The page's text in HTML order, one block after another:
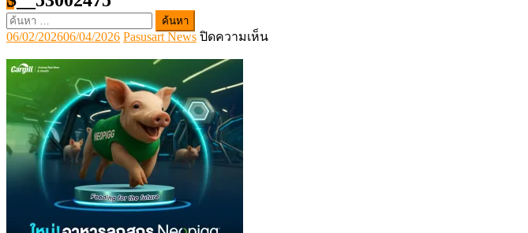
ค้นหา
สำหรับ:
Posted
on
06/02/202606/04/2026Author
Pasusart News ปิดความเห็นบน